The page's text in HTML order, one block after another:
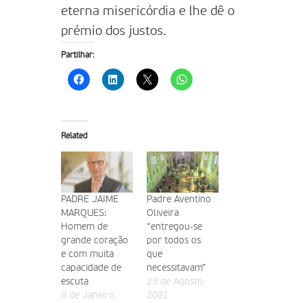
eterna misericórdia e lhe dê o
prémio dos justos.
Partilhar:
Related
PADRE JAIME
MARQUES:
Homem de
grande coração
e com muita
capacidade de
escuta
8 de Janeiro,
Padre Aventino
Oliveira
“entregou-se
por todos os
que
necessitavam”
23 de Agosto,
2021